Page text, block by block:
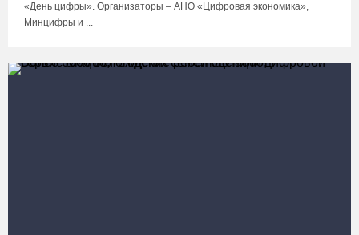
«День цифры». Организаторы – АНО «Цифровая экономика»,
Минцифры и ...